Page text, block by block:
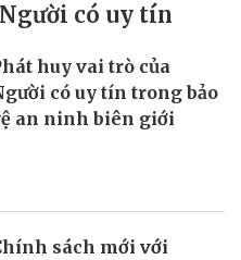
có uy tín
huy vai trò của
có uy tín trong bảo
an ninh biên giới
sách mới với